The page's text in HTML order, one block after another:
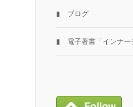
▮ ブログ
▮ 電子著書「インナー